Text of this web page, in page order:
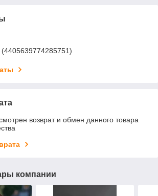
(4405639774285751)
возврат и обмен данного товара
компании